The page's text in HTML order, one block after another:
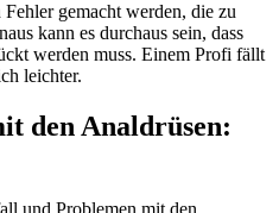
gemacht werden, die zu
kann es durchaus sein, dass
werden muss. Einem Profi fällt
leichter.
den Analdrüsen:
und Problemen mit den